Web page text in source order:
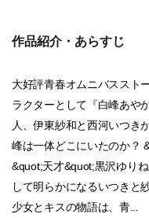
作品紹介・あらすじ
大好評青春オムニバススト
ラクターとして『白峰あや
人、伊東紗和と西河いつき
峰は一体どこにいたのか？
&quot;天才&quot;黒沢ゆり
して明らかになるいつき
少女とキスの物語は、青...